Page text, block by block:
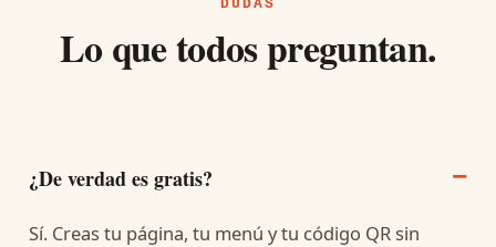
DUDAS
Lo que todos preguntan.
¿De verdad es gratis? −
Sí. Creas tu página, tu menú y tu código QR sin